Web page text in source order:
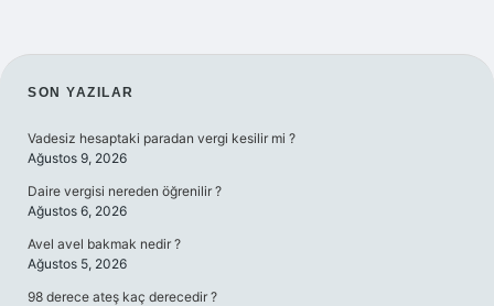
SIDEBAR
SON YAZILAR
Vadesiz hesaptaki paradan vergi kesilir mi ?
Ağustos 9, 2026
Daire vergisi nereden öğrenilir ?
Ağustos 6, 2026
Avel avel bakmak nedir ?
Ağustos 5, 2026
98 derece ateş kaç derecedir ?